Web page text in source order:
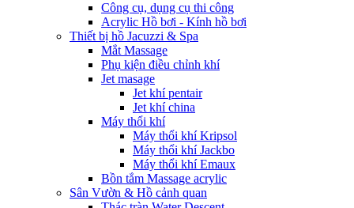
Công cụ, dụng cụ thi công
Acrylic Hồ bơi - Kính hồ bơi
Thiết bị hồ Jacuzzi & Spa
Mắt Massage
Phụ kiện điều chỉnh khí
Jet masage
Jet khí pentair
Jet khí china
Máy thổi khí
Máy thổi khí Kripsol
Máy thổi khí Jackbo
Máy thổi khí Emaux
Bồn tắm Massage acrylic
Sân Vườn & Hồ cảnh quan